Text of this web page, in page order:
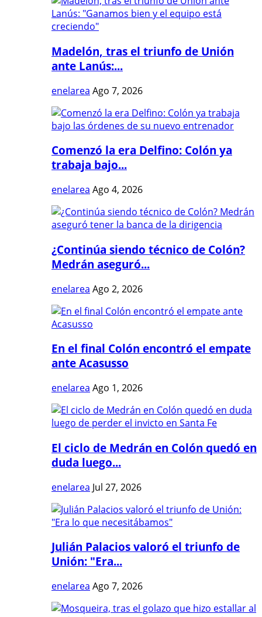
Madelón, tras el triunfo de Unión
ante Lanús:...
enelarea Ago 7, 2026
Comenzó la era Delfino: Colón ya
trabaja bajo...
enelarea Ago 4, 2026
¿Continúa siendo técnico de Colón?
Medrán aseguró...
enelarea Ago 2, 2026
En el final Colón encontró el empate
ante Acasusso
enelarea Ago 1, 2026
El ciclo de Medrán en Colón quedó en
duda luego...
enelarea Jul 27, 2026
Julián Palacios valoró el triunfo de
Unión: "Era...
enelarea Ago 7, 2026